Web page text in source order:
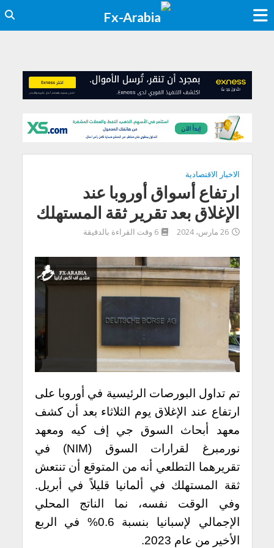
الاخبار الاقتصادية
ارتفاع أسواق أوروبا عند
الإغلاق بعد تقرير ثقة المستهلك
26 مارس، 2024 6 وقت القراءة بالدقيقة
تم تداول البورصات الرئيسية في أوروبا على
ارتفاع عند الإغلاق يوم الثلاثاء بعد أن كشف
معهد أبحاث السوق جي إف كيه ومعهد
نورمبرغ لقرارات السوق (NIM) في
تقريرهما التطلعي أنه من المتوقع أن تنتعش
ثقة المستهلك في ألمانيا قليلاً في أبريل.
وفي الوقت نفسه، نما الناتج المحلي
الإجمالي لإسبانيا بنسبة 0.6% في الربع
الأخير من عام 2023.